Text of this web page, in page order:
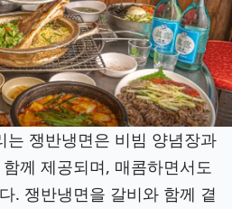
는 쟁반냉면은 비빔 양념장과
께 제공되며, 매콤하면서도
. 쟁반냉면을 갈비와 함께 곁